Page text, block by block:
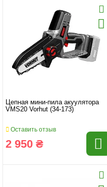
Цепная мини-пила акуулятора
VMS20 Vorhut (34-173)
Оставить отзыв
2 950 ₴